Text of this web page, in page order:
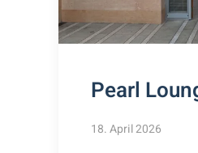
Pearl
18. April 2026